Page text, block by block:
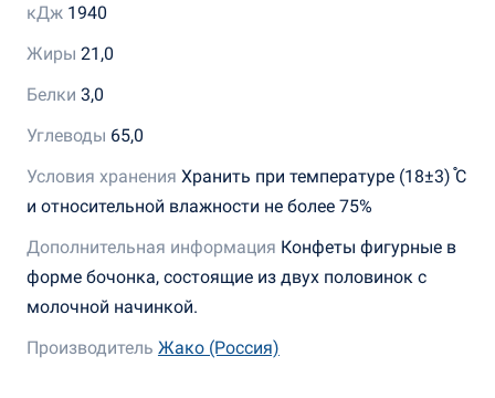
кДж 1940
Жиры 21,0
Белки 3,0
Углеводы 65,0
Условия хранения Хранить при температуре (18±3) ֯С
и относительной влажности не более 75%
Дополнительная информация Конфеты фигурные в
форме бочонка, состоящие из двух половинок с
молочной начинкой.
Производитель Жако (Россия)